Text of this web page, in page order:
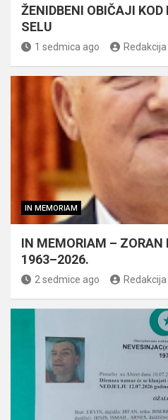
ŽENIDBENI OBIČAJI
SELU
1 sedmica ago Redakcija
IN MEMORIAM
IN MEMORIAM –
1963–2026.
2 sedmice ago Redakcija